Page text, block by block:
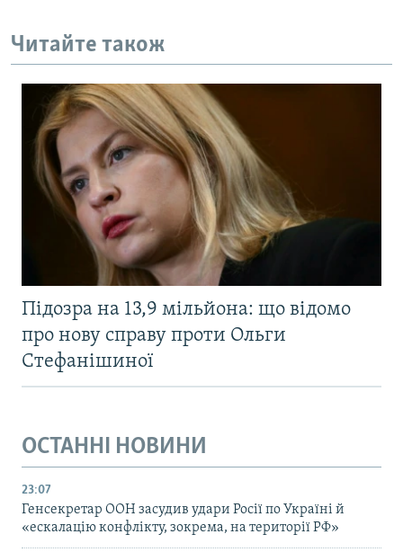
Читайте також
Підозра на 13,9 мільйона: що відомо
про нову справу проти Ольги
Стефанішиної
ОСТАННІ НОВИНИ
23:07
Генсекретар ООН засудив удари Росії по Україні й
«ескалацію конфлікту, зокрема, на території РФ»